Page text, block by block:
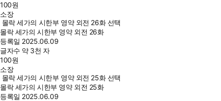
100원
소장
몰락 세가의 시한부 영약 외전 26화 선택
몰락 세가의 시한부 영약 외전 26화
등록일 2025.06.09
글자수 약 3천 자
100원
소장
몰락 세가의 시한부 영약 외전 25화 선택
몰락 세가의 시한부 영약 외전 25화
등록일 2025.06.09